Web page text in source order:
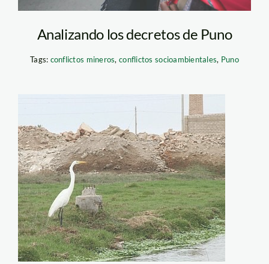
Analizando los decretos de Puno
Tags: conflictos mineros,conflictos socioambientales, Puno
pantanos de
villa_el_comercio